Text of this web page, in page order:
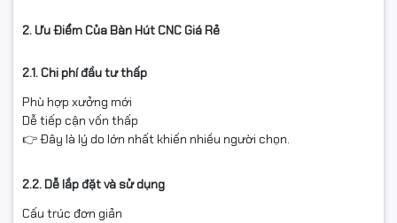
2. Ưu Điểm Của Bàn Hút CNC Giá Rẻ
2.1. Chi phí đầu tư thấp
Phù hợp xưởng mới
Dễ tiếp cận vốn thấp
👉 Đây là lý do lớn nhất khiến nhiều người chọn.
2.2. Dễ lắp đặt và sử dụng
Cấu trúc đơn giản